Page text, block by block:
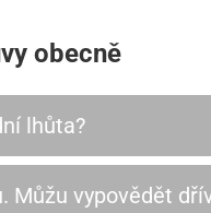
obecně
lhůta?
Můžu vypovědět